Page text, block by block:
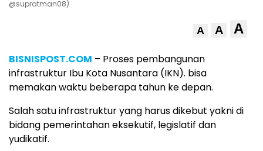
@supratman08)
A A A
BISNISPOST.COM – Proses pembangunan
infrastruktur Ibu Kota Nusantara (IKN). bisa
memakan waktu beberapa tahun ke depan.
Salah satu infrastruktur yang harus dikebut yakni di
bidang pemerintahan eksekutif, legislatif dan
yudikatif.